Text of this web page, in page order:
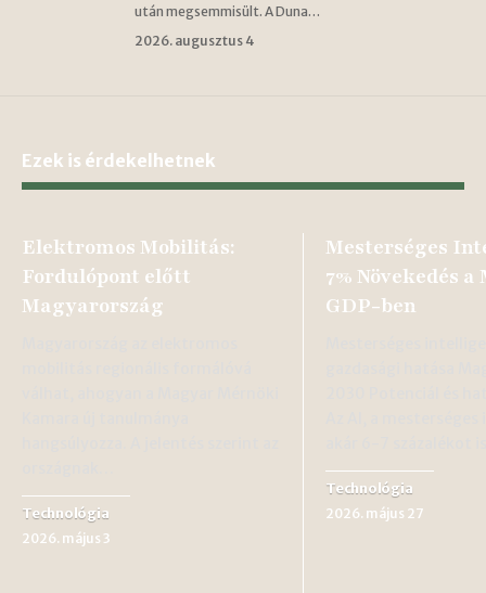
után megsemmisült. A Duna…
2026. augusztus 4
Ezek is érdekelhetnek
Elektromos Mobilitás:
Fordulópont előtt
Magyarország
Technológia
2026. május 3
Mesterséges
7% Növekedés
GDP-ben
Technológia
2026. május 27